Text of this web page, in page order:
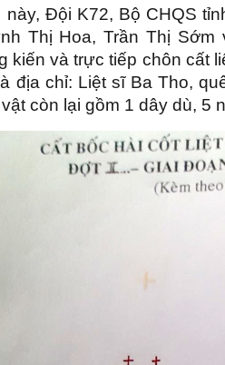
Đội K72, Bộ CHQS
Thị Hoa, Trần Thị
kiến và trực tiếp chôn cất
địa chỉ: Liệt sĩ Ba Tho,
còn lại gồm 1 dây dù, 5